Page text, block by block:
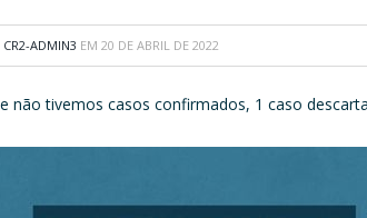
CR2-ADMIN3 EM 20 DE ABRIL DE 2022
não tivemos casos confirmados, 1 caso